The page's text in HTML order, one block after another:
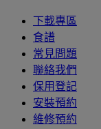
下載專區
食譜
常見問題
聯絡我們
保用登記
安裝預約
維修預約